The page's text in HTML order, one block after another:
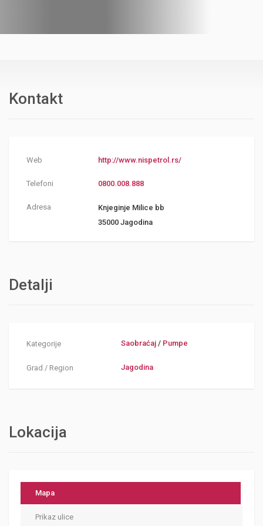
Kontakt
Web http://www.nispetrol.rs/
Telefoni 0800.008.888
Adresa
Knjeginje Milice bb
35000 Jagodina
Detalji
Kategorije Saobraćaj / Pumpe
Grad / Region Jagodina
Lokacija
Mapa
Prikaz ulice